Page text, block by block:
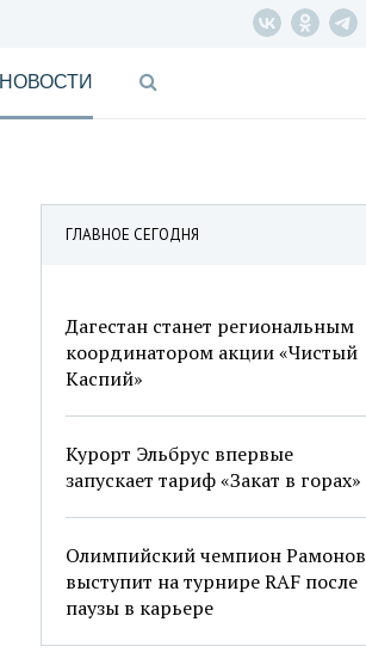
НОВОСТИ
ГЛАВНОЕ СЕГОДНЯ
Дагестан станет региональным
координатором акции «Чистый
Каспий»
Курорт Эльбрус впервые
запускает тариф «Закат в горах»
Олимпийский чемпион Рамонов
выступит на турнире RAF после
паузы в карьере